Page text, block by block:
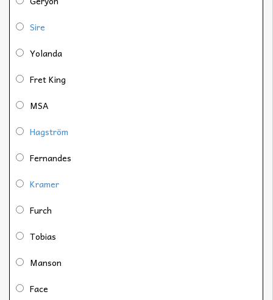
Sire
Yolanda
Fret King
MSA
Hagström
Fernandes
Kramer
Furch
Tobias
Manson
Face